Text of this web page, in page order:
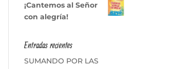
¡Cantemos al Señor
con alegría!
Entradas recientes
SUMANDO POR LAS